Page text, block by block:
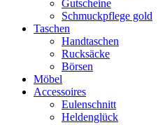
Gutscheine
Schmuckpflege gold
Taschen
Handtaschen
Rucksäcke
Börsen
Möbel
Accessoires
Eulenschnitt
Heldenglück